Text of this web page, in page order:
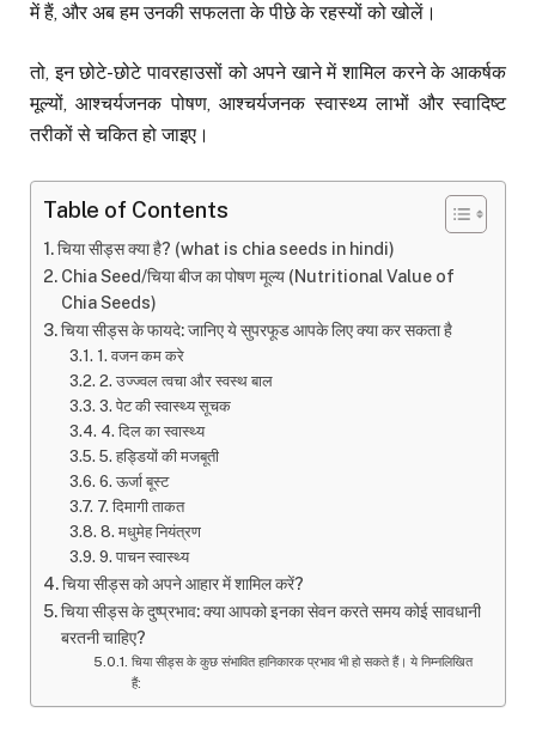
में हैं, और अब हम उनकी सफलता के पीछे के रहस्यों को खोलें।
तो, इन छोटे-छोटे पावरहाउसों को अपने खाने में शामिल करने के आकर्षक
मूल्यों, आश्चर्यजनक पोषण, आश्चर्यजनक स्वास्थ्य लाभों और स्वादिष्ट
तरीकों से चकित हो जाइए।
Table of Contents
चिया सीड्स क्या है? (what is chia seeds in hindi)
Chia Seed/चिया बीज का पोषण मूल्य (Nutritional Value of
Chia Seeds)
चिया सीड्स के फायदे: जानिए ये सुपरफूड आपके लिए क्या कर सकता है
1. वजन कम करे
2. उज्ज्वल त्वचा और स्वस्थ बाल
3. पेट की स्वास्थ्य सूचक
4. दिल का स्वास्थ्य
5. हड्डियों की मजबूती
6. ऊर्जा बूस्ट
7. दिमागी ताकत
8. मधुमेह नियंत्रण
9. पाचन स्वास्थ्य
चिया सीड्स को अपने आहार में शामिल करें?
चिया सीड्स के दुष्प्रभाव: क्या आपको इनका सेवन करते समय कोई सावधानी
बरतनी चाहिए?
चिया सीड्स के कुछ संभावित हानिकारक प्रभाव भी हो सकते हैं। ये निम्नलिखित
हैं: